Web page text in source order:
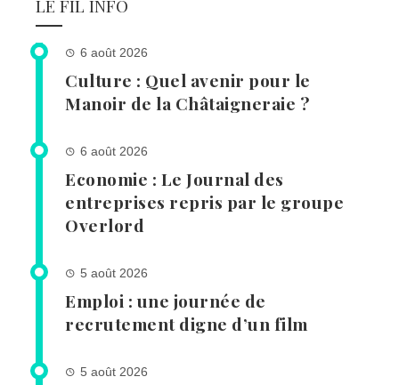
LE FIL INFO
6 août 2026
Culture : Quel avenir pour le
Manoir de la Châtaigneraie ?
6 août 2026
Economie : Le Journal des
entreprises repris par le groupe
Overlord
5 août 2026
Emploi : une journée de
recrutement digne d’un film
5 août 2026